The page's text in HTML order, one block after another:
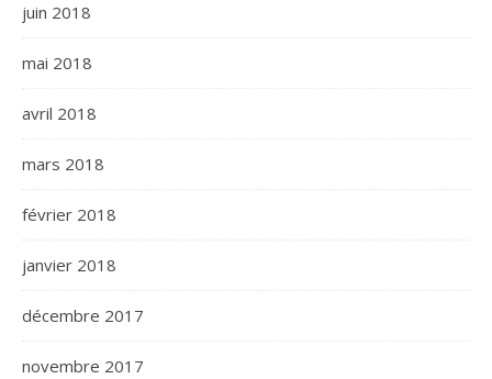
juin 2018
mai 2018
avril 2018
mars 2018
février 2018
janvier 2018
décembre 2017
novembre 2017